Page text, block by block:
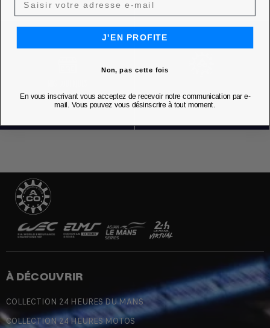
À DÉCOUVRIR
COLLECTION 24 HEURES DU MANS
COLLECTION 24 HEURES MOTOS
J'EN PROFITE
Non, pas cette fois
En vous inscrivant vous acceptez de recevoir notre communication par e-
mail. Vous pouvez vous désinscrire à tout moment.